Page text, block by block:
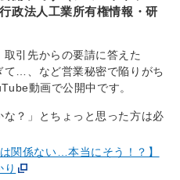
政法人工業所有権情報・研
引先からの要請に答えた
…、など営業秘密で陥りがち
動画で公開中です。
な？」とちょっと思った方は必
関係ない…本当にそう！？】
り